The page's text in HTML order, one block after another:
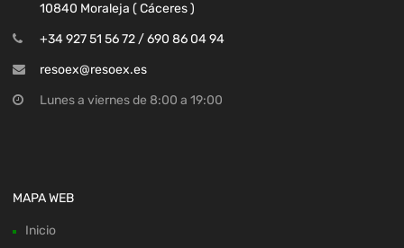
10840 Moraleja ( Cáceres )
+34 927 51 56 72 / 690 86 04 94
resoex@resoex.es
Lunes a viernes de 8:00 a 19:00
MAPA WEB
Inicio